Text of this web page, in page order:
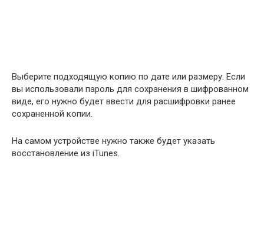
Выберите подходящую копию по дате или размеру. Если
вы использовали пароль для сохранения в шифрованном
виде, его нужно будет ввести для расшифровки ранее
сохраненной копии.
На самом устройстве нужно также будет указать
восстановление из iTunes.